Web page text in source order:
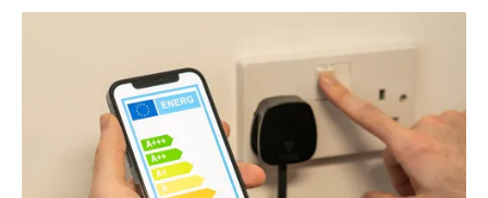
線、市民每天通勤的路線，規範業者以人行廊道或雙排喬
木加強遮蔭。幫北市降溫 三大檢核門檻 量化公式評估等級
為配合呼應淨零建築及永續首都倡議，台北市以降低體感
溫度1.5°C為目標，提升城市韌性。BCLab主持人、成功
大學規劃設計學院副院長林子平說明，如同家電或建築能
效標示，「都市體感溫度指標」（HCI）有助於評估開發